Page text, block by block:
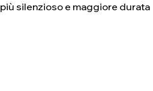
silenzioso e maggiore durata